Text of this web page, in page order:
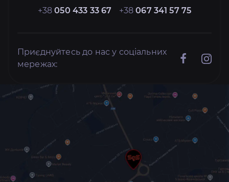
+38050 433 33 67 +38067 341 57 75
Приєднуйтесь до нас у соціальних
мережах: